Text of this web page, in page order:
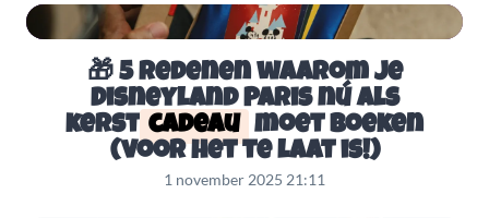
🎁 5 redenen waarom je
Disneyland Paris nú als
kerst cadeau moet boeken
(voor het te laat is!)
1 november 2025 21:11